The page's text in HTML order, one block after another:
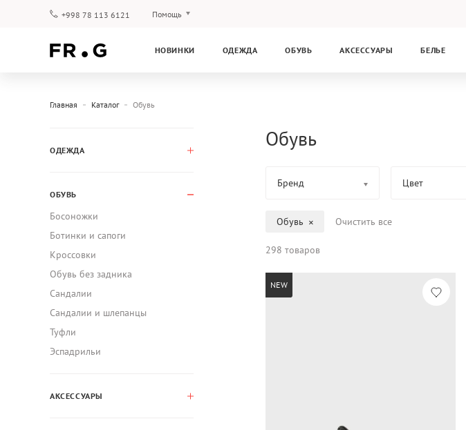
+998 78 113 6121 Помощь
НОВИНКИ ОДЕЖДА ОБУВЬ АКСЕССУАРЫ БЕЛЬЕ
Главная Каталог Обувь
ОДЕЖДА
ОБУВЬ
Босоножки
Ботинки и сапоги
Кроссовки
Обувь без задника
Сандалии
Сандалии и шлепанцы
Туфли
Эспадрильи
АКСЕССУАРЫ
Обувь
Бренд Цвет
Обувь Очистить все
298 товаров
NEW